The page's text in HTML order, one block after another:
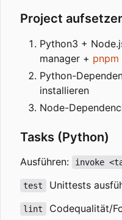
Project
Python3 +
manager + pnpm
Python-
installieren
Node-
Tasks (Python)
Ausführen: invoke
test Unittests
lint Codequalität/